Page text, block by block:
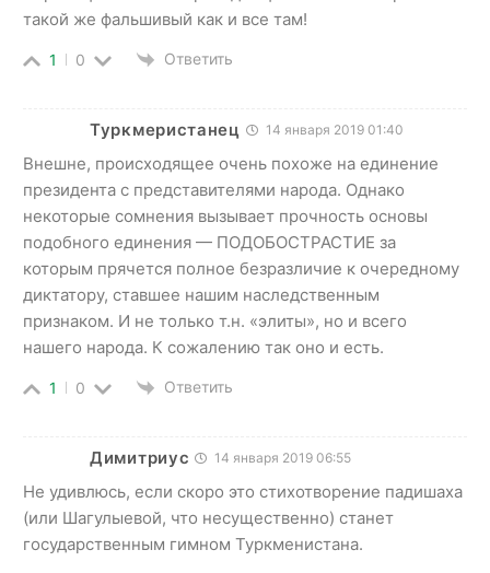
такой же фальшивый как и все там!
1 0 Ответить
Туркмеристанец 14 января 2019 01:40
Внешне, происходящее очень похоже на единение
президента с представителями народа. Однако
некоторые сомнения вызывает прочность основы
подобного единения — ПОДОБОСТРАСТИЕ за
которым прячется полное безразличие к очередному
диктатору, ставшее нашим наследственным
признаком. И не только т.н. «элиты», но и всего
нашего народа. К сожалению так оно и есть.
1 0 Ответить
Димитриус 14 января 2019 06:55
Не удивлюсь, если скоро это стихотворение падишаха
(или Шагулыевой, что несущественно) станет
государственным гимном Туркменистана.